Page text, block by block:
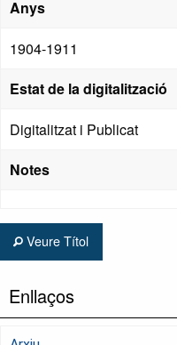
Anys
1904-1911
Estat de la digitalització
Digitalitzat i Publicat
Notes
Veure Títol
Enllaços